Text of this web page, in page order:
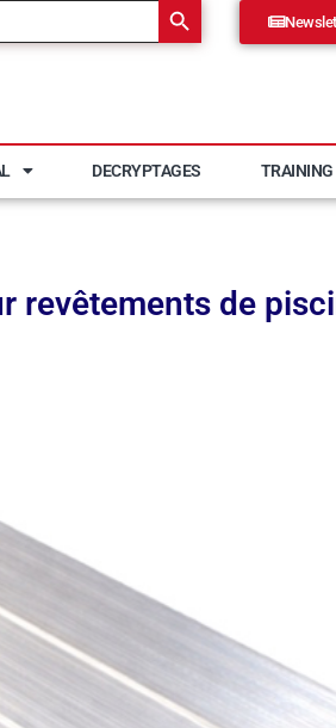
DECRYPTAGES TRAINING
revêtements de